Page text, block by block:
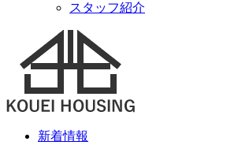
スタッフ紹介
新着情報